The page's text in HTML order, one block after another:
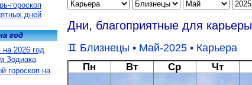
Дни, благоприятные для карьеры
Близнецы • Май-2025 • Карьера
Пн Вт Ср Чт
гороскоп
дней
год
на 2026 год
Зодиака
гороскоп на